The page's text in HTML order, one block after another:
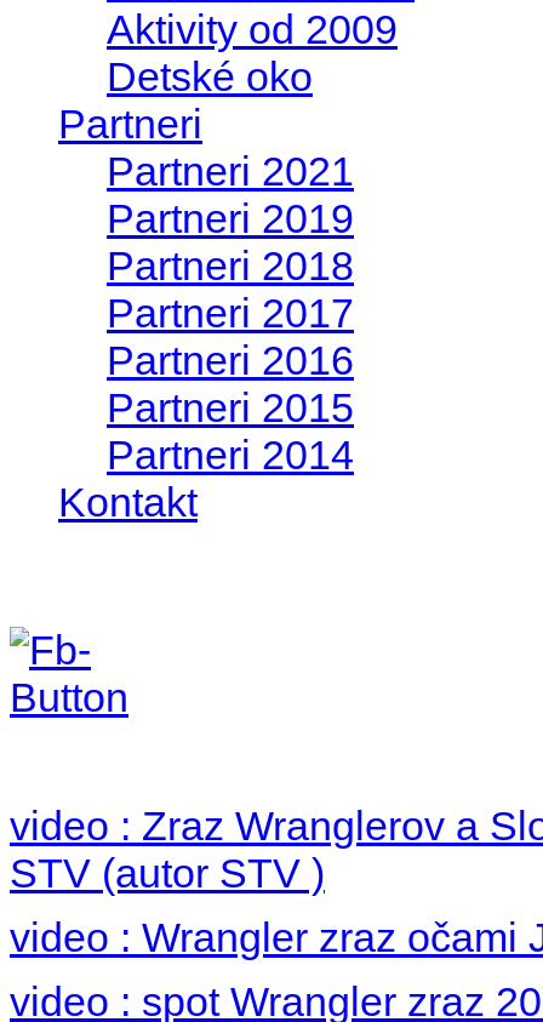
Aktivity od 2009
Detské oko
Partneri
Partneri 2021
Partneri 2019
Partneri 2018
Partneri 2017
Partneri 2016
Partneri 2015
Partneri 2014
Kontakt
video : Zraz Wranglerov a
STV (autor STV )
video : Wrangler zraz očami
video : spot Wrangler zraz